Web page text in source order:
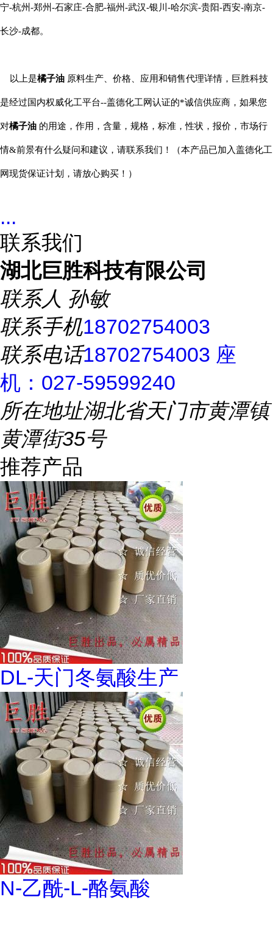
宁-杭州-郑州-石家庄-合肥-福州-武汉-银川-哈尔滨-贵阳-西安-南京-
长沙-成都。
以上是橘子油 原料生产、价格、应用和销售代理详情，巨胜科技
是经过国内权威化工平台--盖德化工网认证的*诚信供应商，如果您
对橘子油 的用途，作用，含量，规格，标准，性状，报价，市场行
情&前景有什么疑问和建议，请联系我们！（本产品已加入盖德化工
网现货保证计划，请放心购买！）
...
联系我们
湖北巨胜科技有限公司
联系人 孙敏
联系手机18702754003
联系电话18702754003 座
机：027-59599240
所在地址湖北省天门市黄潭镇
黄潭街35号
推荐产品
DL-天门冬氨酸生产
N-乙酰-L-酪氨酸